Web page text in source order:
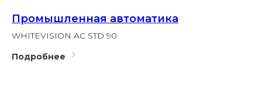
Промышленная автоматика
WHITEVISION AC STD 90
Подробнее